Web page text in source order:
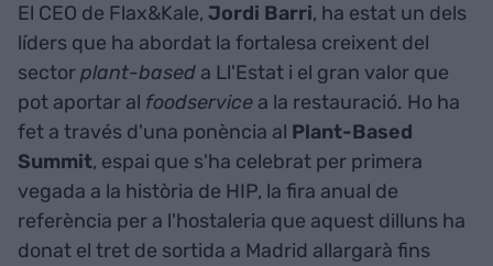
El CEO de Flax&Kale, Jordi Barri, ha estat un dels
líders que ha abordat la fortalesa creixent del
sectorplant-based a Ll'Estat i el gran valor que
pot aportar al foodservice a la restauració. Ho ha
fet a través d'una ponència al Plant-Based
Summit, espai que s'ha celebrat per primera
vegada a la història de HIP, la fira anual de
referència per a l'hostaleria que aquest dilluns ha
donat el tret de sortida a Madrid allargarà fins